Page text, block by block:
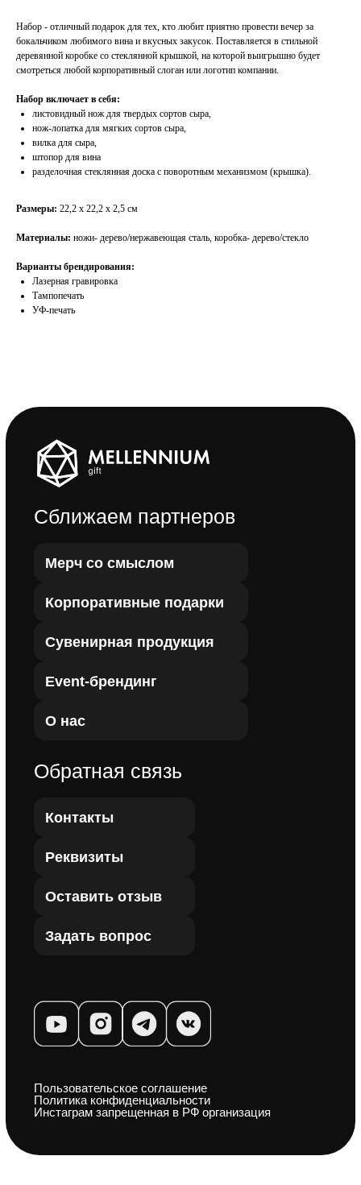
Набор - отличный подарок для тех, кто любит приятно провести вечер за
бокальчиком любимого вина и вкусных закусок. Поставляется в стильной
деревянной коробке со стеклянной крышкой, на которой выигрышно будет
смотреться любой корпоративный слоган или логотип компании.
Набор включает в себя:
листовидный нож для твердых сортов сыра,
нож-лопатка для мягких сортов сыра,
вилка для сыра,
штопор для вина
разделочная стеклянная доска с поворотным механизмом (крышка).
Размеры: 22,2 х 22,2 х 2,5 см
Материалы: ножи- дерево/нержавеющая сталь, коробка- дерево/стекло
Варианты брендирования:
Лазерная гравировка
Тампопечать
УФ-печать
Сувенирная продукция
Event-брендинг
Контакты
Оставить отзыв
Пользовательское соглашение
Политика конфиденциальности